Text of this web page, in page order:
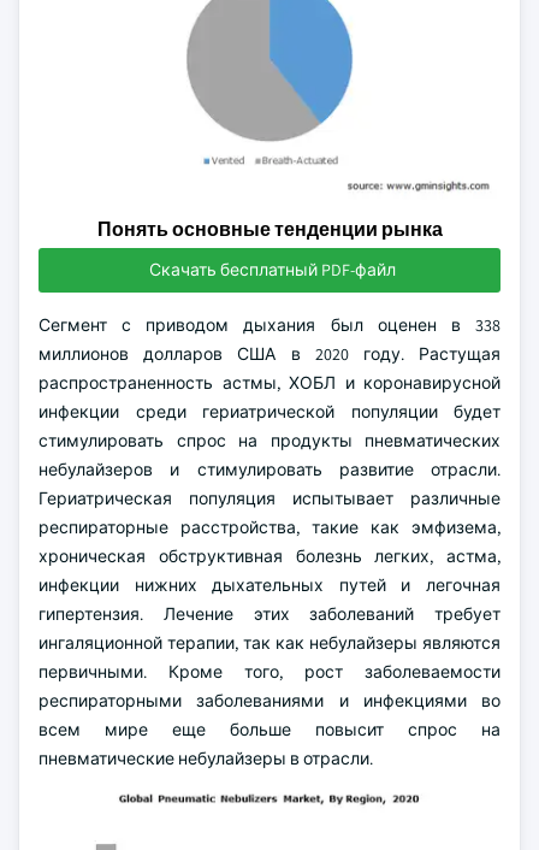
Понять основные тенденции рынка
Скачать бесплатный PDF-файл
Сегмент с приводом дыхания был оценен в 338
миллионов долларов США в 2020 году. Растущая
распространенность астмы, ХОБЛ и коронавирусной
инфекции среди гериатрической популяции будет
стимулировать спрос на продукты пневматических
небулайзеров и стимулировать развитие отрасли.
Гериатрическая популяция испытывает различные
респираторные расстройства, такие как эмфизема,
хроническая обструктивная болезнь легких, астма,
инфекции нижних дыхательных путей и легочная
гипертензия. Лечение этих заболеваний требует
ингаляционной терапии, так как небулайзеры являются
первичными. Кроме того, рост заболеваемости
респираторными заболеваниями и инфекциями во
всем мире еще больше повысит спрос на
пневматические небулайзеры в отрасли.